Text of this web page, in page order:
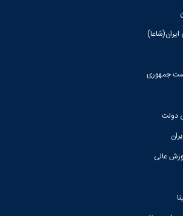
جمهوری
دولت
عالی